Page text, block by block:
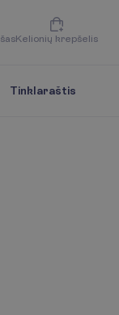
šasKelionių krepšelis
Tinklaraštis